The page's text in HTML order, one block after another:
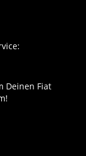
Deinen Fiat